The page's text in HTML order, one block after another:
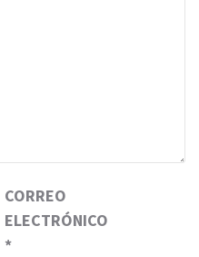
CORREO
ELECTRÓNICO
*